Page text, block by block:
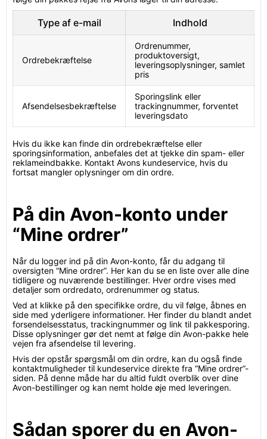
Type af e-mail Indhold
Ordrebekræftelse
Ordrenummer,
produktoversigt,
leveringsoplysninger, samlet
pris
Afsendelsesbekræftelse
Sporingslink eller
trackingnummer, forventet
leveringsdato
Hvis du ikke kan finde din ordrebekræftelse eller
sporingsinformation, anbefales det at tjekke din spam- eller
reklameindbakke. Kontakt Avons kundeservice, hvis du
fortsat mangler oplysninger om din ordre.
På din Avon-konto under
“Mine ordrer”
Når du logger ind på din Avon-konto, får du adgang til
oversigten “Mine ordrer”. Her kan du se en liste over alle dine
tidligere og nuværende bestillinger. Hver ordre vises med
detaljer som ordredato, ordrenummer og status.
Ved at klikke på den specifikke ordre, du vil følge, åbnes en
side med yderligere informationer. Her finder du blandt andet
forsendelsesstatus, trackingnummer og link til pakkesporing.
Disse oplysninger gør det nemt at følge din Avon-pakke hele
vejen fra afsendelse til levering.
Hvis der opstår spørgsmål om din ordre, kan du også finde
kontaktmuligheder til kundeservice direkte fra “Mine ordrer”-
siden. På denne måde har du altid fuldt overblik over dine
Avon-bestillinger og kan nemt holde øje med leveringen.
Sådan sporer du en Avon-